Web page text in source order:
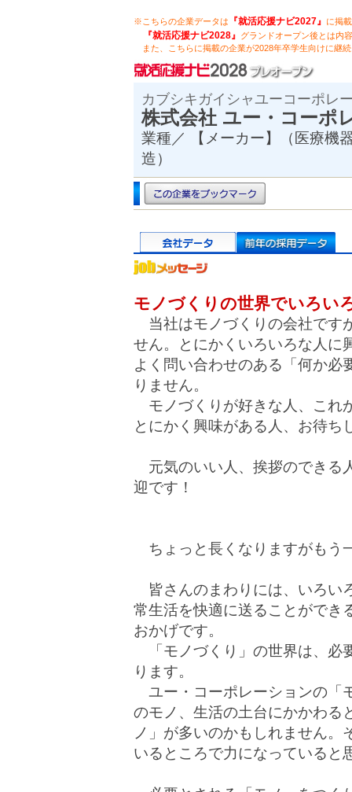
※こちらの企業データは 『就活応援ナビ2027』 に掲
『就活応援ナビ2028』 グランドオープン後とは内
また、こちらに掲載の企業が2028年卒学生向けに継
カブシキガイシャユーコーポ
株式会社 ユー・コー
業種／ 【メーカー】（医療機
造）
モノづくりの世界でいろい
当社はモノづくりの会社です
せん。とにかくいろいろな人に
よく問い合わせのある「何か必
りません。
モノづくりが好きな人、これ
とにかく興味がある人、お待ち
元気のいい人、挨拶のできる
迎です！
ちょっと長くなりますがもう
皆さんのまわりには、いろい
常生活を快適に送ることができ
おかげです。
「モノづくり」の世界は、必
ります。
ユー・コーポレーションの「
のモノ、生活の土台にかかわる
ノ」が多いのかもしれません
いるところで力になっていると